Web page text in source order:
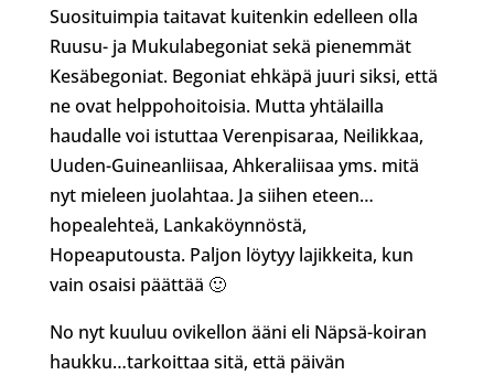
Suosituimpia taitavat kuitenkin edelleen olla
Ruusu- ja Mukulabegoniat sekä pienemmät
Kesäbegoniat. Begoniat ehkäpä juuri siksi, että
ne ovat helppohoitoisia. Mutta yhtälailla
haudalle voi istuttaa Verenpisaraa, Neilikkaa,
Uuden-Guineanliisaa, Ahkeraliisaa yms. mitä
nyt mieleen juolahtaa. Ja siihen eteen…
hopealehteä, Lankaköynnöstä,
Hopeaputousta. Paljon löytyy lajikkeita, kun
vain osaisi päättää 🙂
No nyt kuuluu ovikellon ääni eli Näpsä-koiran
haukku…tarkoittaa sitä, että päivän